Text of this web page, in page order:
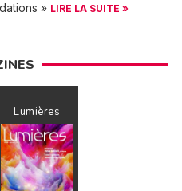
» LIRE LA SUITE »
Lumières